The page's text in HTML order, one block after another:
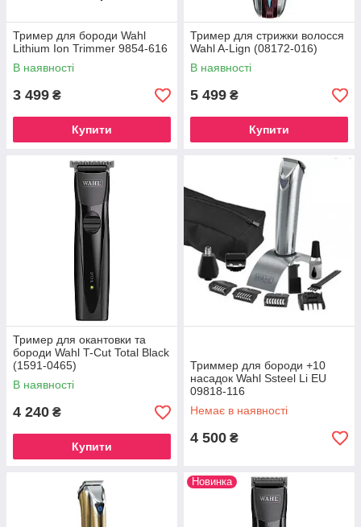
Тример для бороди Wahl
Lithium Ion Trimmer 9854-616
В наявності
3 499 ₴
Купити
Тример для стрижки волосся
Wahl A-Lign (08172-016)
В наявності
5 499 ₴
Купити
Тример для окантовки та
бороди Wahl T-Cut Total Black
(1591-0465)
В наявності
4 240 ₴
Купити
Триммер для бороди +10
насадок Wahl Ssteel Li EU
09818-116
Немає в наявності
4 500 ₴
Новинка